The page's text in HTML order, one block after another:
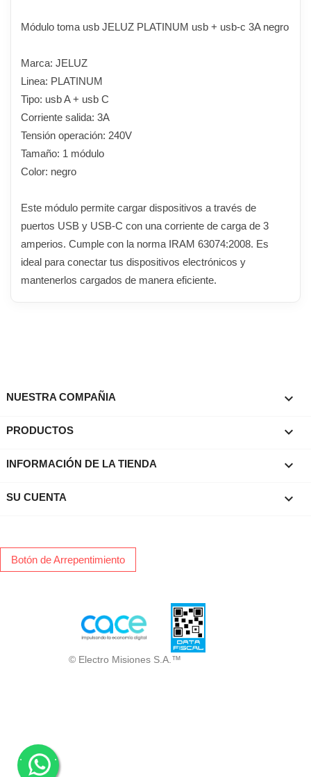
Módulo toma usb JELUZ PLATINUM usb + usb-c 3A negro
Marca: JELUZ
Linea: PLATINUM
Tipo: usb A + usb C
Corriente salida: 3A
Tensión operación: 240V
Tamaño: 1 módulo
Color: negro
Este módulo permite cargar dispositivos a través de
puertos USB y USB-C con una corriente de carga de 3
amperios. Cumple con la norma IRAM 63074:2008. Es
ideal para conectar tus dispositivos electrónicos y
mantenerlos cargados de manera eficiente.
NUESTRA COMPAÑIA 
PRODUCTOS 
INFORMACIÓN DE LA TIENDA keyboard_arrow_down
SU CUENTA 
Botón de Arrepentimiento
© Electro Misiones S.A.™
. .